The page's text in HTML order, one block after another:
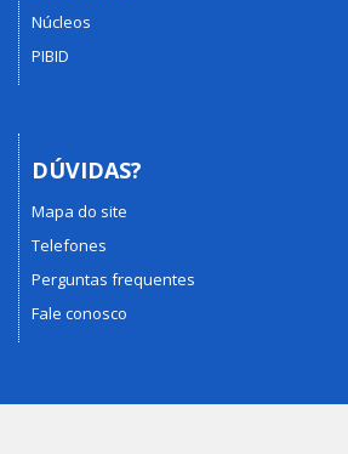
Núcleos
PIBID
DÚVIDAS?
Mapa do site
Telefones
Perguntas frequentes
Fale conosco